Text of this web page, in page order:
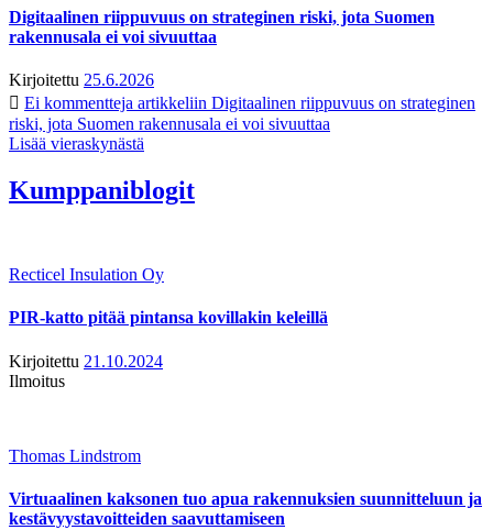
Digitaalinen riippuvuus on strateginen riski, jota Suomen
rakennusala ei voi sivuuttaa
Kirjoitettu 25.6.2026
Ei kommentteja artikkeliin Digitaalinen riippuvuus on strateginen
riski, jota Suomen rakennusala ei voi sivuuttaa
Lisää vieraskynästä
Kumppaniblogit
Recticel Insulation Oy
PIR-katto pitää pintansa kovillakin keleillä
Kirjoitettu 21.10.2024
Ilmoitus
Thomas Lindstrom
Virtuaalinen kaksonen tuo apua rakennuksien suunnitteluun ja
kestävyystavoitteiden saavuttamiseen